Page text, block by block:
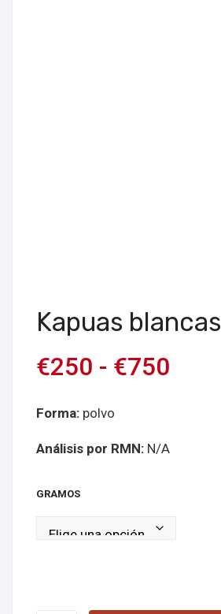
Kapuas blancas
€250 - €750
Forma: polvo
Análisis por RMN: N/A
GRAMOS